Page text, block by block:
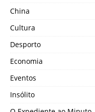
China
Cultura
Desporto
Economia
Eventos
Insólito